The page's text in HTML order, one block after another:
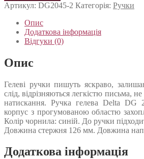
Артикул: DG2045-2 Категорія: Ручки
Опис
Додаткова інформація
Відгуки (0)
Опис
Гелеві ручки пишуть яскраво,
слід, відрізняються легкістю письма,
натискання. Ручка гелева Delta DG
корпус з прогумованою областю
Колір чорнила: синій. До ручки
Довжина стержня 126 мм. Довжина
Додаткова інформація